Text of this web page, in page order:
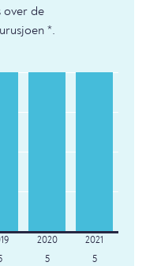
over de
*.
5 5